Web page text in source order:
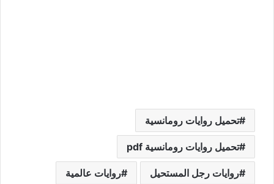
تحميل روايات رومانسية
تحميل روايات رومانسية pdf
روايات رجل المستحيل روايات عالمية